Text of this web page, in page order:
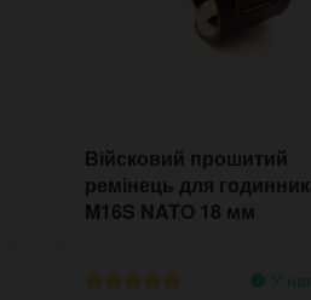
Війсковий прошитий
ремінець для
M16S NATO 18 мм
У